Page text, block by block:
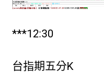
***12:30
台指期五分K